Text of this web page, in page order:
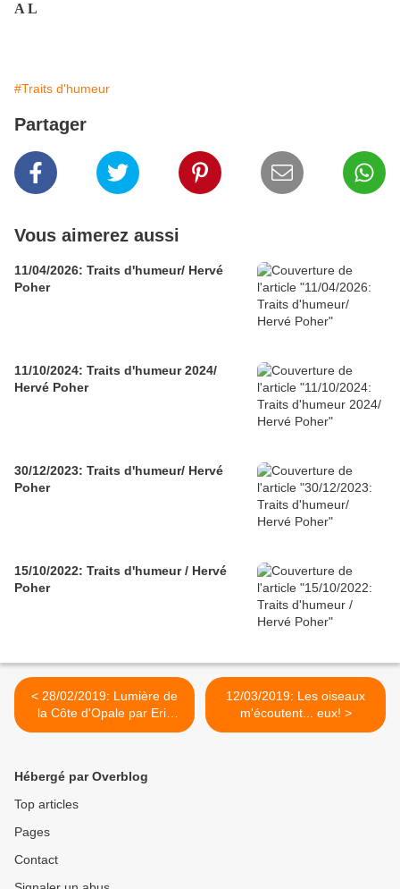
A L
#Traits d'humeur
Partager
Vous aimerez aussi
11/04/2026: Traits d'humeur/ Hervé
Poher
11/10/2024: Traits d'humeur 2024/
Hervé Poher
30/12/2023: Traits d'humeur/ Hervé
Poher
15/10/2022: Traits d'humeur / Hervé
Poher
< 28/02/2019: Lumière de
la Côte d'Opale par Eric
Desaunois/ Chapitre 18
12/03/2019: Les oiseaux
m'écoutent... eux! >
Hébergé par Overblog
Top articles
Pages
Contact